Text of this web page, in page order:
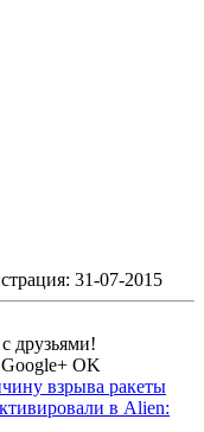
31-07-2015
друзьями!
Google+ OK
взрыва ракеты
в Alien: